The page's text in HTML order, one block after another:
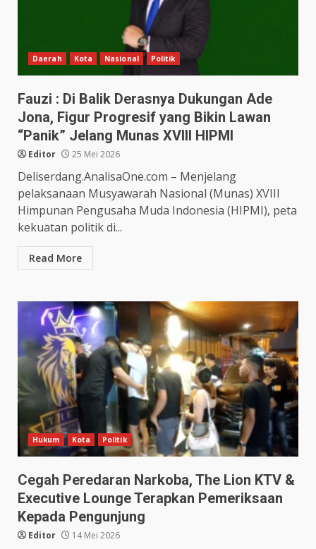
Daerah Kota Nasional Politik
Fauzi : Di Balik Derasnya Dukungan Ade
Jona, Figur Progresif yang Bikin Lawan
“Panik” Jelang Munas XVIII HIPMI
Editor 25 Mei 2026
Deliserdang.AnalisaOne.com – Menjelang
pelaksanaan Musyawarah Nasional (Munas) XVIII
Himpunan Pengusaha Muda Indonesia (HIPMI), peta
kekuatan politik di...
Read More
Hukum Kota Politik
Cegah Peredaran Narkoba, The Lion KTV &
Executive Lounge Terapkan Pemeriksaan
Kepada Pengunjung
Editor 14 Mei 2026